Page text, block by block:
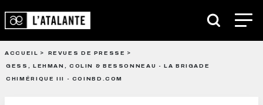
ACCUEIL
REVUES DE PRESSE
GESS, LEHMAN, COLIN & BESSONNEAU - LA BRIGADE
CHIMÉRIQUE III - COINBD.COM